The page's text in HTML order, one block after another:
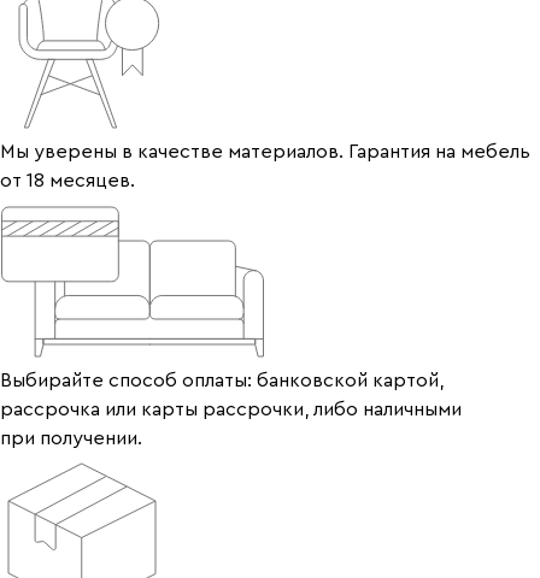
Мы уверены в качестве материалов. Гарантия на мебель
от 18 месяцев.
Выбирайте способ оплаты: банковской картой,
рассрочка или карты рассрочки, либо наличными
при получении.